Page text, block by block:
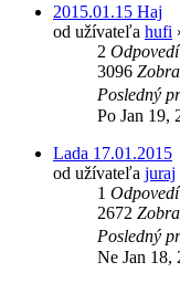
2015.01.15 Haj
od užívateľa hufi
2 Odpovedí
3096
Posledný
Po Jan 19,
Lada 17.01.2015
od užívateľa juraj
1 Odpovedí
2672
Posledný
Ne Jan 18,